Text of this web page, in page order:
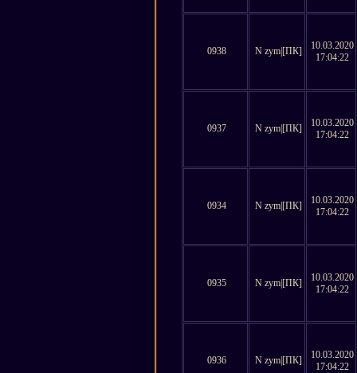
0938 N zym|[ПК]
10.03.2020
17:04:22
0937 N zym|[ПК]
10.03.2020
17:04:22
0934 N zym|[ПК]
10.03.2020
17:04:22
0935 N zym|[ПК]
10.03.2020
17:04:22
0936 N zym|[ПК]
10.03.2020
17:04:22